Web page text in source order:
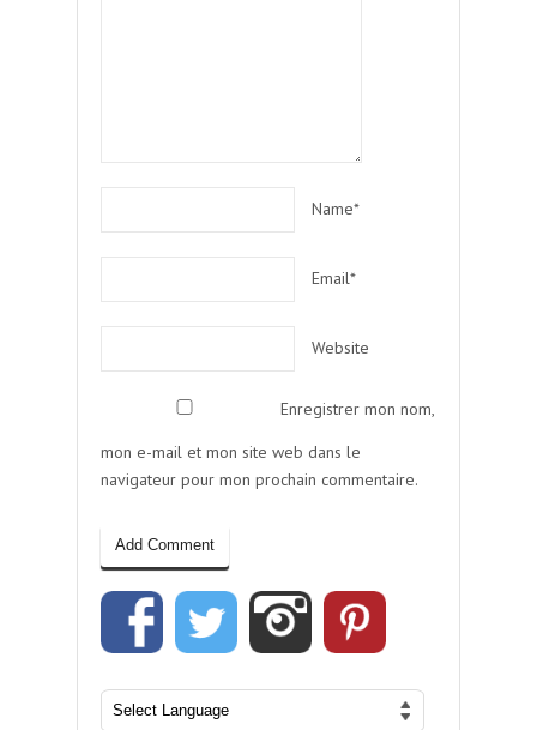
Name*
Email*
Website
Enregistrer mon nom,
mon e-mail et mon site web dans le
navigateur pour mon prochain commentaire.